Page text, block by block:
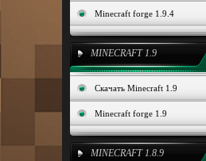
Minecraft forge 1.9.4
MINECRAFT 1.9
Скачать Minecraft 1.9
Minecraft forge 1.9
MINECRAFT 1.8.9